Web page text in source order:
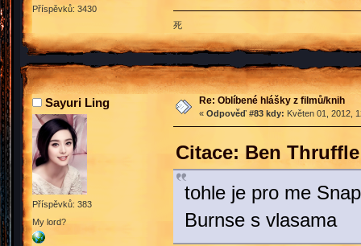
Příspěvků: 3430
死
Sayuri Ling
Příspěvků: 383
My lord?
Re: Oblíbené hlášky z filmů/knih
« Odpověď #83 kdy: Květen 01, 2012,
Citace: Ben
tohle je pro me
Burnse s vlasama